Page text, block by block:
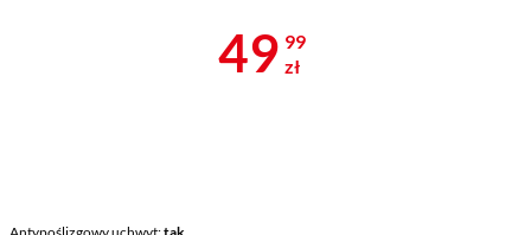
Cena 49,99
49 99
zł